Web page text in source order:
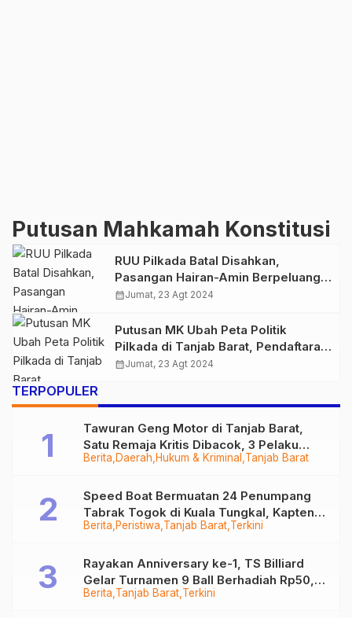
Putusan Mahkamah Konstitusi
RUU Pilkada Batal Disahkan,
Pasangan Hairan-Amin Berpeluang
Maju di Pilkada Tanjab Barat
calendar_monthJumat, 23 Agt 2024
Putusan MK Ubah Peta Politik
Pilkada di Tanjab Barat, Pendaftaran
Pilkada Tetap Mengacu pada
calendar_monthJumat, 23 Agt 2024
TERPOPULER
Berita Daerah Hukum & Kriminal Tanjab Barat
Tawuran Geng Motor di Tanjab Barat,
Satu Remaja Kritis Dibacok, 3 Pelaku
Ditangkap
Berita Peristiwa Tanjab Barat Terkini
Speed Boat Bermuatan 24 Penumpang
Tabrak Togok di Kuala Tungkal, Kapten
Sempat Hilang
Berita Tanjab Barat Terkini
Rayakan Anniversary ke-1, TS Billiard
Gelar Turnamen 9 Ball Berhadiah Rp50,8
Juta